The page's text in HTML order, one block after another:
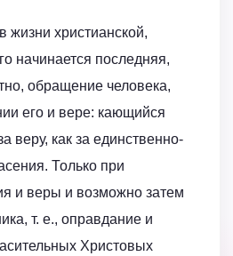
христианской,
начинается последняя,
обращение человека,
его и вере: кающийся
веру, как за единственно-
Только при
и веры и возможно затем
т. е., оправдание и
Христовых